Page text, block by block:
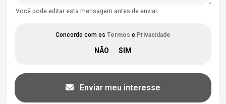
Você pode editar esta mensagem antes de enviar.
Concordo com os Termos e Privacidade
Enviar meu interesse